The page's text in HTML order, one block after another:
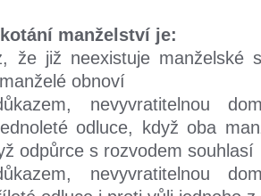
manželství je:
že již neexistuje manželské
obnoví
nevyvratitelnou
odluce, když oba
odpůrce s rozvodem souhlasí
nevyvratitelnou